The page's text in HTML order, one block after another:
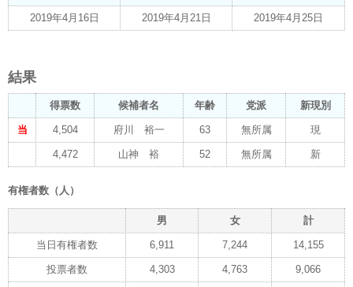
2019年4月16日 2019年4月21日 2019年4月25日
結果
得票数 候補者名 年齢 党派 新現別
当 4,504 府川 裕一 63 無所属 現
4,472 山神 裕 52 無所属 新
有権者数（人）
男 女 計
当日有権者数 6,911 7,244 14,155
投票者数 4,303 4,763 9,066